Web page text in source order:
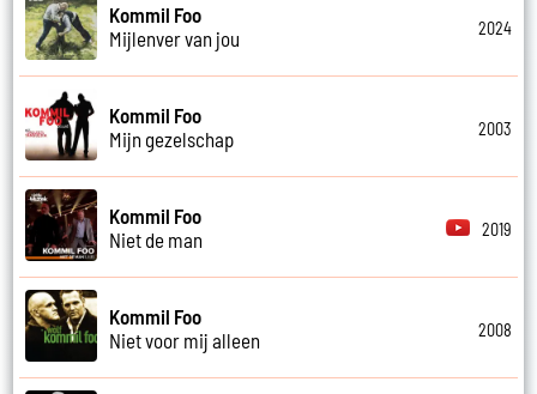
Kommil Foo
Mijlenver van jou
2024
Kommil Foo
Mijn gezelschap
2003
Kommil Foo
Niet de man
2019
Kommil Foo
Niet voor mij alleen
2008